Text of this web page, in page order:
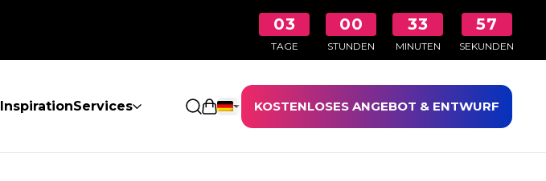
03
TAGE
00
STUNDEN
33
MINUTEN
55
SEKUNDEN
InspirationServices Einkaufswagen öffnen
KOSTENLOSES ANGEBOT & ENTWURF